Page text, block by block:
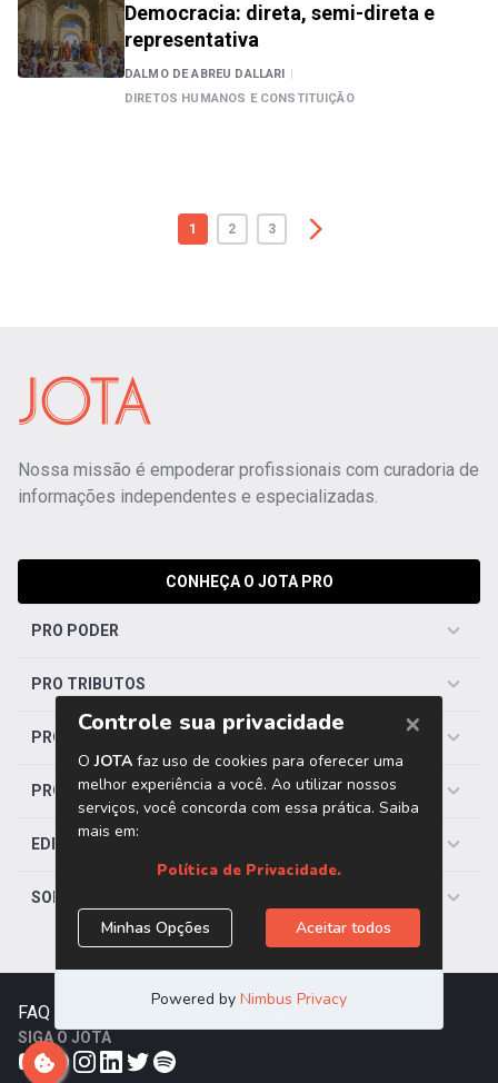
Democracia: direta, semi-direta e
representativa
DALMO DE ABREU DALLARI |
DIRETOS HUMANOS E CONSTITUIÇÃO
1 2 3
Nossa missão é empoderar profissionais com curadoria de
informações independentes e especializadas.
CONHEÇA O JOTA PRO
PRO PODER
PRO TRIBUTOS
PRO TRABALHISTA
PRO SAÚDE
EDITORIAS
SOBRE O JOTA
FAQ Trabalhe Conosco
SIGA O JOTA